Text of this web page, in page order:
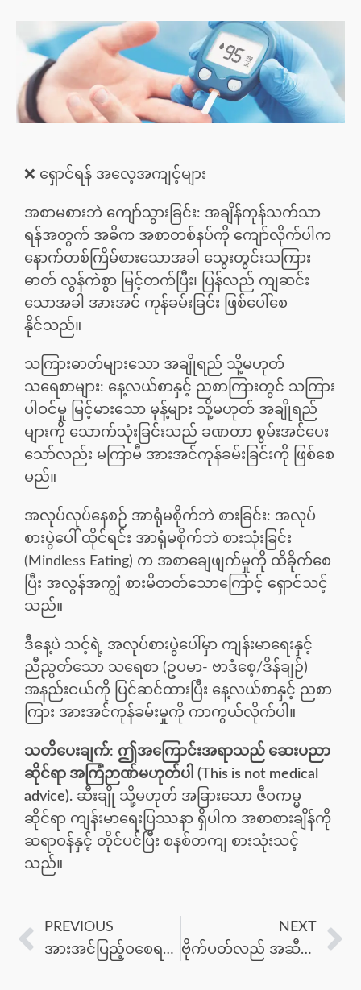
❌ ရှောင်ရန် အလေ့အကျင့်များ
အစာမစားဘဲ ကျော်သွားခြင်း: အချိန်ကုန်သက်သာ
ရန်အတွက် အဓိက အစာတစ်နပ်ကို ကျော်လိုက်ပါက
နောက်တစ်ကြိမ်စားသောအခါ သွေးတွင်းသကြား
ဓာတ် လွန်ကဲစွာ မြင့်တက်ပြီး၊ ပြန်လည် ကျဆင်း
သောအခါ အားအင် ကုန်ခမ်းခြင်း ဖြစ်ပေါ်စေ
နိုင်သည်။
သကြားဓာတ်များသော အချိုရည် သို့မဟုတ်
သရေစာများ: နေ့လယ်စာနှင့် ညစာကြားတွင် သကြား
ပါဝင်မှု မြင့်မားသော မုန့်များ သို့မဟုတ် အချိုရည်
များကို သောက်သုံးခြင်းသည် ခဏတာ စွမ်းအင်ပေး
သော်လည်း မကြာမီ အားအင်ကုန်ခမ်းခြင်းကို ဖြစ်စေ
မည်။
အလုပ်လုပ်နေစဉ် အာရုံမစိုက်ဘဲ စားခြင်း: အလုပ်
စားပွဲပေါ် ထိုင်ရင်း အာရုံမစိုက်ဘဲ စားသုံးခြင်း
(Mindless Eating) က အစာချေဖျက်မှုကို ထိခိုက်စေ
ပြီး အလွန်အကျွံ စားမိတတ်သောကြောင့် ရှောင်သင့်
သည်။
ဒီနေ့ပဲ သင့်ရဲ့ အလုပ်စားပွဲပေါ်မှာ ကျန်းမာရေးနှင့်
ညီညွတ်သော သရေစာ (ဥပမာ- ဗာဒံစေ့/ဒိန်ချဉ်)
အနည်းငယ်ကို ပြင်ဆင်ထားပြီး နေ့လယ်စာနှင့် ညစာ
ကြား အားအင်ကုန်ခမ်းမှုကို ကာကွယ်လိုက်ပါ။
သတိပေးချက်: ဤအကြောင်းအရာသည် ဆေးပညာ
ဆိုင်ရာ အကြံဉာဏ်မဟုတ်ပါ (This is not medical
advice). ဆီးချို သို့မဟုတ် အခြားသော ဇီဝကမ္မ
ဆိုင်ရာ ကျန်းမာရေးပြဿနာ ရှိပါက အစာစားချိန်ကို
ဆရာဝန်နှင့် တိုင်ပင်ပြီး စနစ်တကျ စားသုံးသင့်
သည်။
PREVIOUS
အားအင်ပြည့်ဝစေရန်- အမျိုးသားများ လိုအပ်သော ဗီတာမင်နှင့် သတ္တုဓာတ် ၄ မျိုး
NEXT
ဗိုက်ပတ်လည် အဆီလျှော့ချရေး- နေ့စဉ် လမ်းလျှောက်ခြင်း ပမာဏကို တိုးမြှင့်ခြင်း